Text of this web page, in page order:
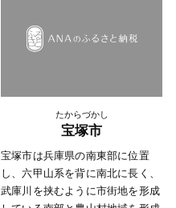
また、高砂は古くから景勝の地で
ゆ（柿本人麿）」をはじめ、多く
の和歌が詠まれ万葉集などの数々
近世になって高砂が発展したの
は、姫路城主池田輝政公が慶長6
年（1601年）に加古川の流れを高
たからづかし
宝塚市
宝塚市は兵庫県の南東部に位置
し、六甲山系を背に南北に長く、
武庫川を挟むように市街地を形成